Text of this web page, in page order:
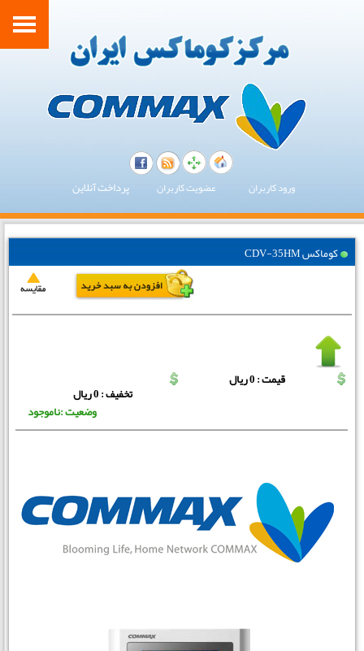
ورود کاربران عضویت کاربران پرداخت آنلاین
کوماکس CDV-35HM
قیمت : 0 ریال
تخفیف : 0 ریال
وضعیت :ناموجود